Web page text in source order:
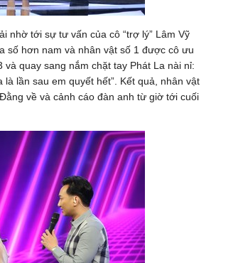
nhờ tới sự tư vấn của cô “trợ lý” Lâm Vỹ
số hơn nam và nhân vật số 1 được cô ưu
quay sang nắm chặt tay Phát La nài nỉ:
lần sau em quyết hết”. Kết quả, nhân vật
về và cảnh cáo đàn anh từ giờ tới cuối